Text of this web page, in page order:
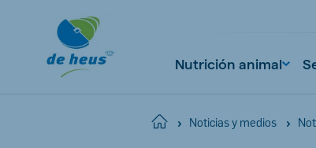
Nutrición animal
Home Noticias y medios